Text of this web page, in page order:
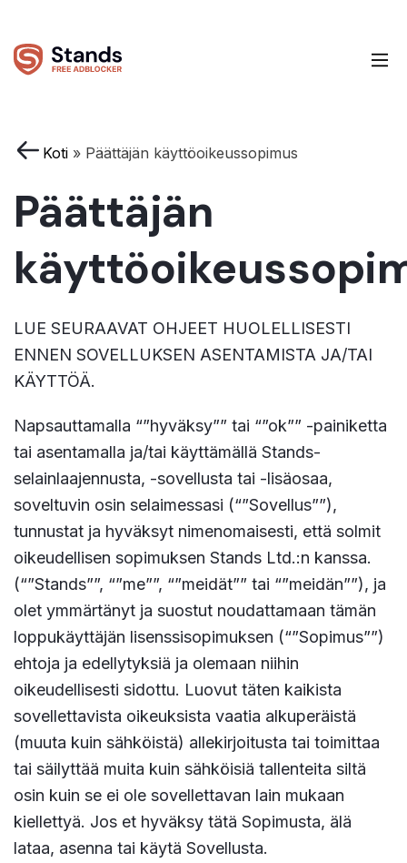
Koti » Päättäjän käyttöoikeussopimus
Päättäjän
LUE SEURAAVAT OHJEET HUOLELLISESTI
ENNEN SOVELLUKSEN ASENTAMISTA JA/TAI
KÄYTTÖÄ.
Napsauttamalla “”hyväksy”” tai “”ok”” -painiketta
tai asentamalla ja/tai käyttämällä Stands-
selainlaajennusta, -sovellusta tai -lisäosaa,
soveltuvin osin selaimessasi (“”Sovellus””),
tunnustat ja hyväksyt nimenomaisesti, että solmit
oikeudellisen sopimuksen Stands Ltd.:n kanssa.
(“”Stands””, “”me””, “”meidät”” tai “”meidän””), ja
olet ymmärtänyt ja suostut noudattamaan tämän
loppukäyttäjän lisenssisopimuksen (“”Sopimus””)
ehtoja ja edellytyksiä ja olemaan niihin
oikeudellisesti sidottu. Luovut täten kaikista
sovellettavista oikeuksista vaatia alkuperäistä
(muuta kuin sähköistä) allekirjoitusta tai toimittaa
tai säilyttää muita kuin sähköisiä tallenteita siltä
osin kuin se ei ole sovellettavan lain mukaan
kiellettyä. Jos et hyväksy tätä Sopimusta, älä
lataa, asenna tai käytä Sovellusta.